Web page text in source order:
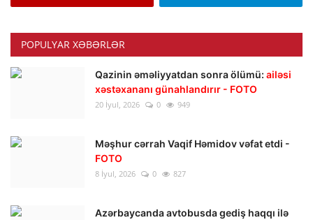
POPULYAR XƏBƏRLƏR
Qazinin əməliyyatdan sonra ölümü: ailəsi
xəstəxananı günahlandırır - FOTO
20 İyul, 2026 0 949
Məşhur cərrah Vaqif Həmidov vəfat etdi -
FOTO
8 İyul, 2026 0 827
Azərbaycanda avtobusda gediş haqqı ilə